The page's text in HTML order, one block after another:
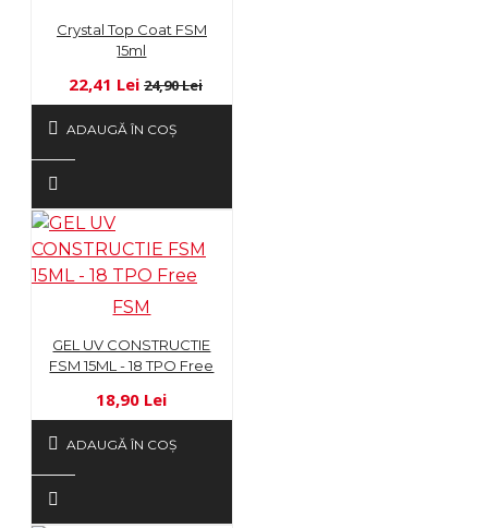
Crystal Top Coat FSM
15ml
22,41 Lei 24,90 Lei
ADAUGĂ ÎN COŞ
FSM
GEL UV CONSTRUCTIE
FSM 15ML - 18 TPO Free
18,90 Lei
ADAUGĂ ÎN COŞ